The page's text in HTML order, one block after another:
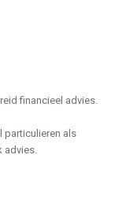
financieel advies.
particulieren als
advies.